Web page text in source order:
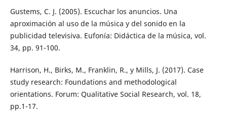
Gustems, C. J. (2005). Escuchar los anuncios. Una
aproximación al uso de la música y del sonido en la
publicidad televisiva. Eufonía: Didáctica de la música, vol.
34, pp. 91-100.
Harrison, H., Birks, M., Franklin, R., y Mills, J. (2017). Case
study research: Foundations and methodological
orientations. Forum: Qualitative Social Research, vol. 18,
pp.1-17.